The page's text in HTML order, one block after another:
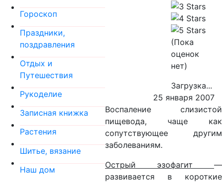
Гороскоп
Праздники,
поздравления
Отдых и
Путешествия
Рукоделие
Записная книжка
Растения
Шитье, вязание
Наш дом
(Пока
оценок
нет)
Загрузка...
25 января 2007
Воспаление слизистой
пищевода, чаще как
сопутствующее другим
заболеваниям.
Острый эзофагит —
развивается в короткие